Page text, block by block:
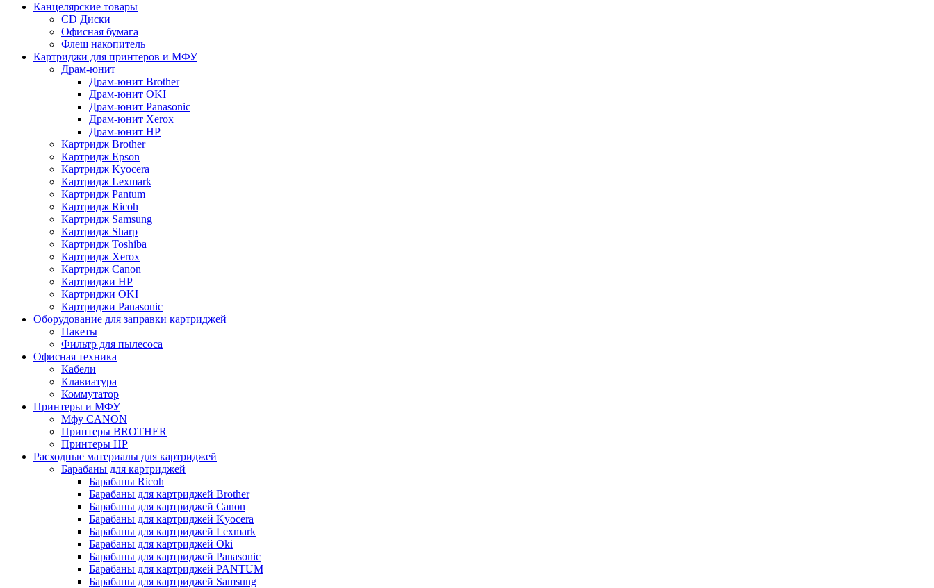
Канцелярские товары
CD Диски
Офисная бумага
Флеш накопитель
Картриджи для принтеров и МФУ
Драм-юнит
Драм-юнит Brother
Драм-юнит OKI
Драм-юнит Panasonic
Драм-юнит Xerox
Драм-юнит НР
Картридж Brother
Картридж Epson
Картридж Kyocera
Картридж Lexmark
Картридж Pantum
Картридж Ricoh
Картридж Samsung
Картридж Sharp
Картридж Toshiba
Картридж Xerox
Картридж Сanon
Картриджи HP
Картриджи OKI
Картриджи Panasonic
Оборудование для заправки картриджей
Пакеты
Фильтр для пылесоса
Офисная техника
Кабели
Клавиатура
Коммутатор
Принтеры и МФУ
Мфу CANON
Принтеры BROTHER
Принтеры HP
Расходные материалы для картриджей
Барабаны для картриджей
Барабаны Ricoh
Барабаны для картриджей Brother
Барабаны для картриджей Canon
Барабаны для картриджей Kyocera
Барабаны для картриджей Lexmark
Барабаны для картриджей Oki
Барабаны для картриджей Panasonic
Барабаны для картриджей PANTUM
Барабаны для картриджей Samsung